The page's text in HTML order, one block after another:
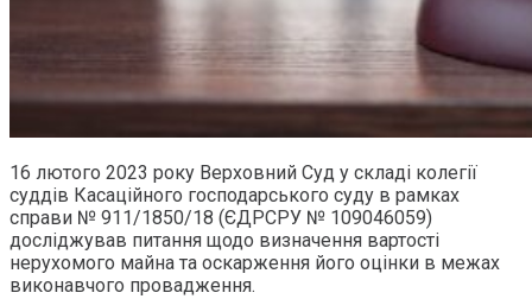
16 лютого 2023 року Верховний Суд у складі колегії
суддів Касаційного господарського суду в рамках
справи № 911/1850/18 (ЄДРСРУ № 109046059)
досліджував питання щодо визначення вартості
нерухомого майна та оскарження його оцінки в межах
виконавчого провадження.